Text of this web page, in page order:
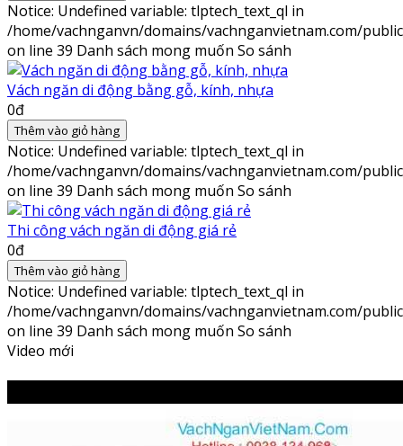
Notice: Undefined variable: tlptech_text_ql in
/home/vachnganvn/domains/vachnganvietnam.com/
on line 39 Danh sách mong muốn So sánh
Vách ngăn di động bằng gỗ, kính, nhựa
0đ
Thêm vào giỏ hàng
Notice: Undefined variable: tlptech_text_ql in
/home/vachnganvn/domains/vachnganvietnam.com/
on line 39 Danh sách mong muốn So sánh
Thi công vách ngăn di động giá rẻ
0đ
Thêm vào giỏ hàng
Notice: Undefined variable: tlptech_text_ql in
/home/vachnganvn/domains/vachnganvietnam.com/
on line 39 Danh sách mong muốn So sánh
Video mới